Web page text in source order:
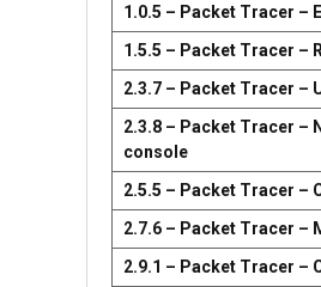
1.0.5 – Packet Tracer –
1.5.5 – Packet Tracer –
2.3.7 – Packet Tracer –
2.3.8 – Packet Tracer –
console
2.5.5 – Packet Tracer –
2.7.6 – Packet Tracer –
2.9.1 – Packet Tracer –